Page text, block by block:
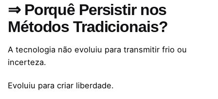
⇒ Porquê Persistir nos
Métodos Tradicionais?
A tecnologia não evoluiu para transmitir frio ou
incerteza.
Evoluiu para criar liberdade.